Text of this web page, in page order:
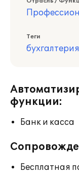
Теги
бухгалтерия
функции:
Банк и касса
Бесплатная